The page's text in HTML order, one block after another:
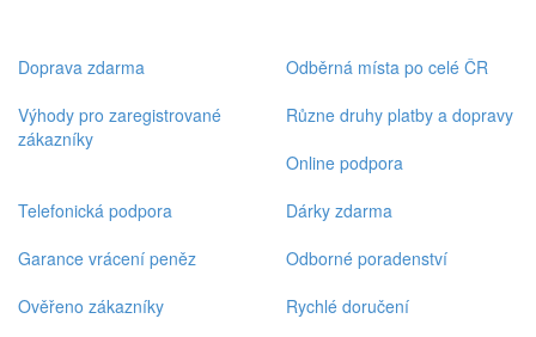
Doprava zdarma
Odběrná místa po celé ČR
Výhody pro zaregistrované
zákazníky
Různe druhy platby a dopravy
Online podpora
Telefonická podpora
Dárky zdarma
Garance vrácení peněz
Odborné poradenství
Ověřeno zákazníky
Rychlé doručení